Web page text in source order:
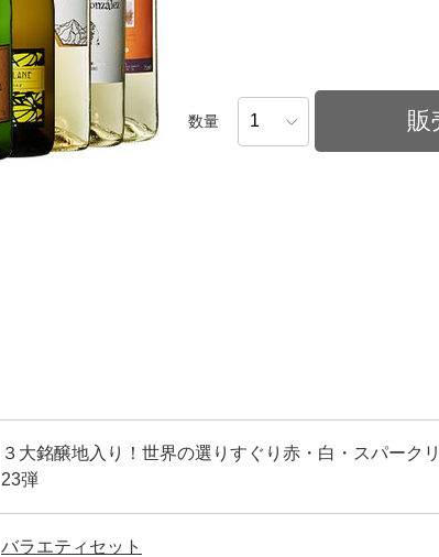
数量 販
３大銘醸地入り！世界の選りすぐり赤・白・スパー
23弾
バラエティセット